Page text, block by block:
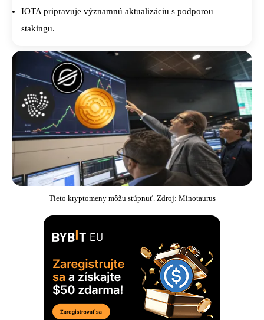
IOTA pripravuje významnú aktualizáciu s podporou
stakingu.
Tieto kryptomeny môžu stúpnuť. Zdroj: Minotaurus